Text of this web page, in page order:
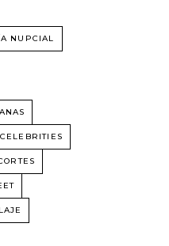
NUPCIAL
CELEBRITIES